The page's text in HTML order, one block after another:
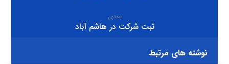
بعدی
ثبت شرکت در هاشم آباد
نوشته های مرتبط